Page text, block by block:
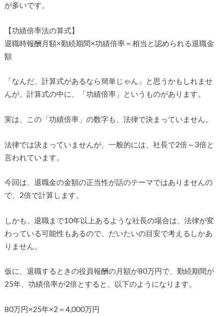
が多いです。
【功績倍率法の算式】
退職時報酬月額×勤続期間×功績倍率＝相当と認められる退職金
額
「なんだ、計算式があるなら簡単じゃん」と思うかもしれませ
んが、計算式の中に、「功績倍率」というものがあります。
実は、この「功績倍率」の数字も、法律で決まっていません。
法律では決まっていませんが、一般的には、社長で2倍～3倍と
言われています。
今回は、退職金の金額の正当性が話のテーマではありませんの
で、2倍で計算します。
しかも、退職まで10年以上あるような社長の場合は、法律が変
わっている可能性もあるので、だいたいの目安で考えるしかあ
りません。
仮に、退職するときの役員報酬の月額が80万円で、勤続期間が
25年、功績倍率が2倍とすると、以下のようになります。
80万円×25年×2＝4,000万円